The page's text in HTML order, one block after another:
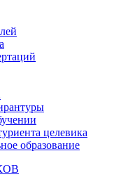
целевика
образование